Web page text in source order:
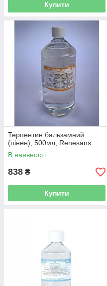
Купити
Терпентин бальзамний
(пінен), 500мл, Renesans
В наявності
838 ₴
Купити